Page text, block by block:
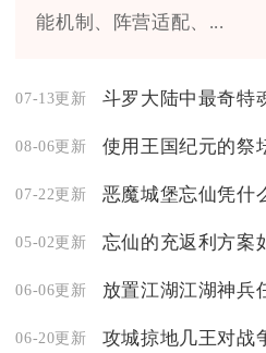
能机制、阵营适配、...
07-13更新 斗罗大陆中最奇特
08-06更新 使用王国纪元的祭
07-22更新 恶魔城堡忘仙凭什
05-02更新 忘仙的充返利方案
06-06更新
06-20更新